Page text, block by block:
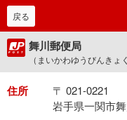
戻る
舞川郵便局
（まいかわゆうびんきょ
住所
〒 021-0221
岩手県一関市